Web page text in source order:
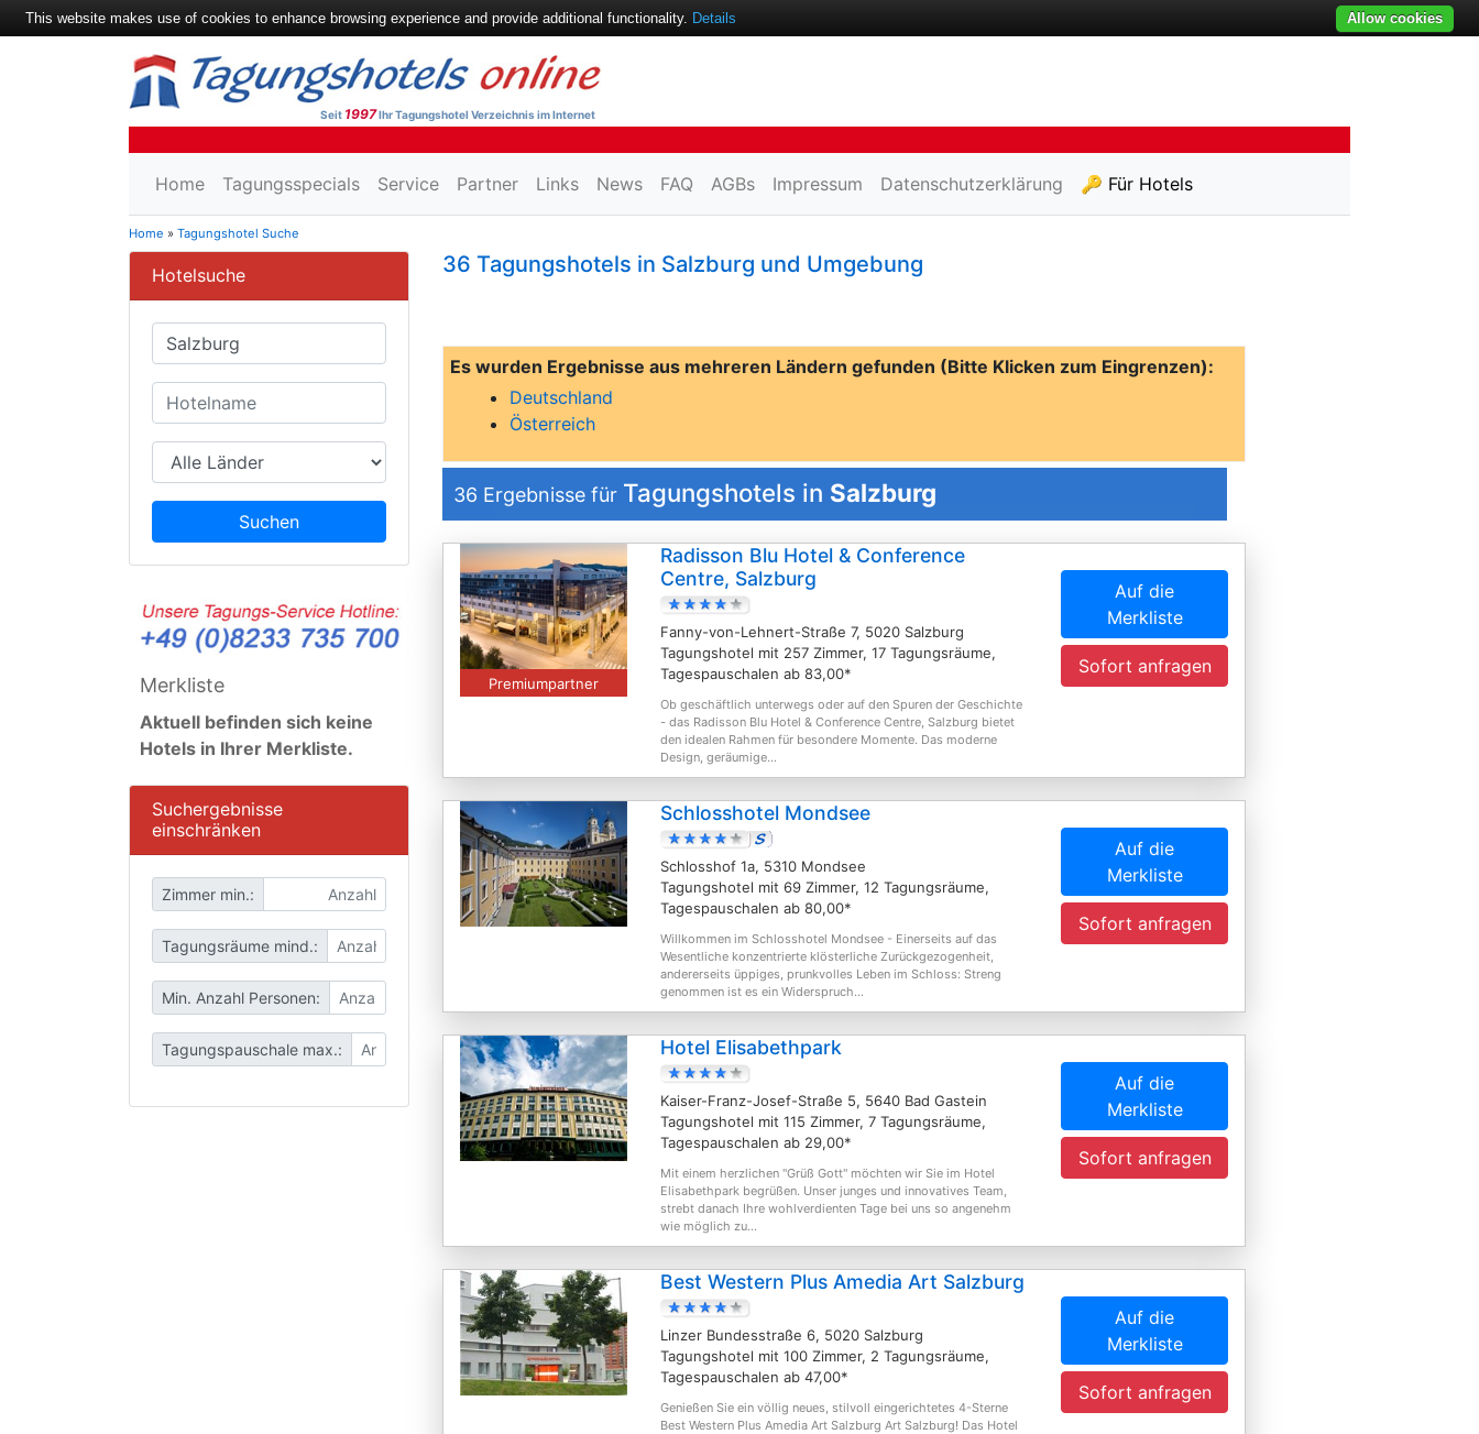
Seit 1997Ihr Tagungshotel Verzeichnis im Internet
Home Tagungsspecials Service Partner Links News FAQ AGBs Impressum Datenschutzerklärung 🔑 Für Hotels
Home » Tagungshotel Suche
Hotelsuche
Suchen
Merkliste
Aktuell befinden sich keine
Hotels in Ihrer Merkliste.
Suchergebnisse
einschränken
Zimmer min.:
Tagungsräume mind.:
Min. Anzahl Personen:
Tagungspauschale max.:
36 Tagungshotels in Salzburg und Umgebung
Es wurden Ergebnisse aus mehreren Ländern gefunden (Bitte Klicken zum Eingrenzen):
Deutschland
Österreich
36 Ergebnisse für Tagungshotels in Salzburg
Premiumpartner
Radisson Blu Hotel & Conference
Centre, Salzburg
Fanny-von-Lehnert-Straße 7, 5020 Salzburg
Tagungshotel mit 257 Zimmer, 17 Tagungsräume,
Tagespauschalen ab 83,00*
Ob geschäftlich unterwegs oder auf den Spuren der Geschichte
- das Radisson Blu Hotel & Conference Centre, Salzburg bietet
den idealen Rahmen für besondere Momente. Das moderne
Design, geräumige...
Auf die
Merkliste
Sofort anfragen
Schlosshotel Mondsee
Schlosshof 1a, 5310 Mondsee
Tagungshotel mit 69 Zimmer, 12 Tagungsräume,
Tagespauschalen ab 80,00*
Willkommen im Schlosshotel Mondsee - Einerseits auf das
Wesentliche konzentrierte klösterliche Zurückgezogenheit,
andererseits üppiges, prunkvolles Leben im Schloss: Streng
genommen ist es ein Widerspruch...
Auf die
Merkliste
Sofort anfragen
Hotel Elisabethpark
Kaiser-Franz-Josef-Straße 5, 5640 Bad Gastein
Tagungshotel mit 115 Zimmer, 7 Tagungsräume,
Tagespauschalen ab 29,00*
Mit einem herzlichen "Grüß Gott" möchten wir Sie im Hotel
Elisabethpark begrüßen. Unser junges und innovatives Team,
strebt danach Ihre wohlverdienten Tage bei uns so angenehm
wie möglich zu...
Auf die
Merkliste
Sofort anfragen
Best Western Plus Amedia Art Salzburg
Linzer Bundesstraße 6, 5020 Salzburg
Tagungshotel mit 100 Zimmer, 2 Tagungsräume,
Tagespauschalen ab 47,00*
Genießen Sie ein völlig neues, stilvoll eingerichtetes 4-Sterne
Best Western Plus Amedia Art Salzburg Art Salzburg! Das Hotel
Auf die
Merkliste
Sofort anfragen
This website makes use of cookies to enhance browsing experience and provide additional functionality. Details Allow cookies